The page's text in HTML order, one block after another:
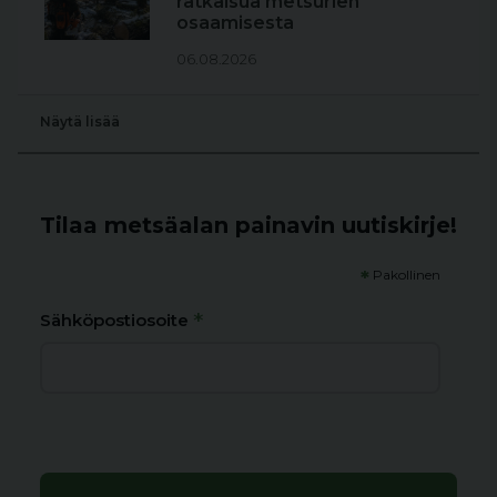
osaamisesta
06.08.2026
Näytä lisää
Tilaa metsäalan painavin uutiskirje!
* Pakollinen
Sähköpostiosoite *